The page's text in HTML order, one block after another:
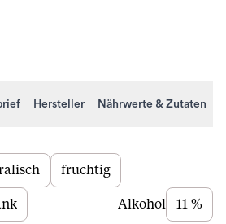
Hersteller Nährwerte & Zutaten
fruchtig
Alkohol 11 %